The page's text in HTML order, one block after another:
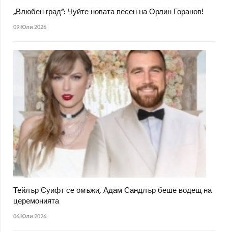
„Влюбен град“: Чуйте новата песен на Орлин Горанов!
09 Юли 2026
Тейлър Суифт се омъжи, Адам Сандлър беше водещ на
церемонията
06 Юли 2026